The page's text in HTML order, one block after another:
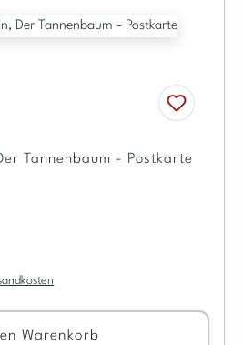
Tannenbaum - Postkarte
Warenkorb